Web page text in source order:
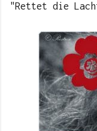
"Rettet die